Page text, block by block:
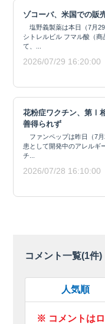
ゾコーバ、米国での販
塩野義製薬は本日（7月
シトレルビル フマル酸（
て、...
2026/07/29 16:20:00
花粉症ワクチン、第Ⅰ
善得られず
ファンペップは昨日（7
患として開発中のアレルギ
チ...
2026/07/28 16:10:00
コメント一覧(1件)
人気順
※ コメントは